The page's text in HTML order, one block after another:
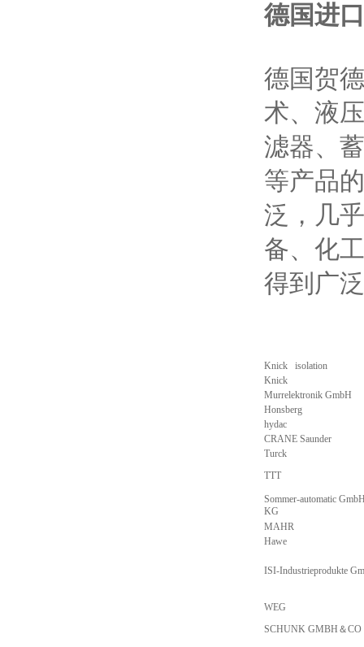
德国进
德国贺
术、液
滤器、
等产品
泛，几
备、化
得到广
Knick isolation
Knick
Murrelektronik GmbH
Honsberg
hydac
CRANE Saunder
Turck
TTT
Sommer-automatic
KG
MAHR
Hawe
ISI-Industrieprodukte
WEG
SCHUNK GMBH＆CO